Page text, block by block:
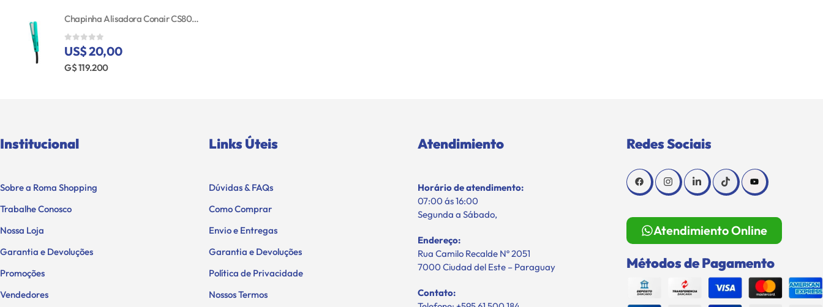
Chapinha Alisadora Conair CS80N Mini Cerâmica Bivolt
0 out of 5
US$ 20,00
G$ 119.200
Institucional
Sobre a Roma Shopping
Trabalhe Conosco
Nossa Loja
Garantia e Devoluções
Promoções
Vendedores
Links Úteis
Dúvidas & FAQs
Como Comprar
Envio e Entregas
Garantia e Devoluções
Política de Privacidade
Nossos Termos
Atendimiento
Horário de atendimento:
07:00 ás 16:00
Segunda a Sábado,
Endereço:
Rua Camilo Recalde Nº 2051
7000 Ciudad del Este – Paraguay
Contato:
Redes Sociais
Atendimiento Online
Métodos de Pagamento